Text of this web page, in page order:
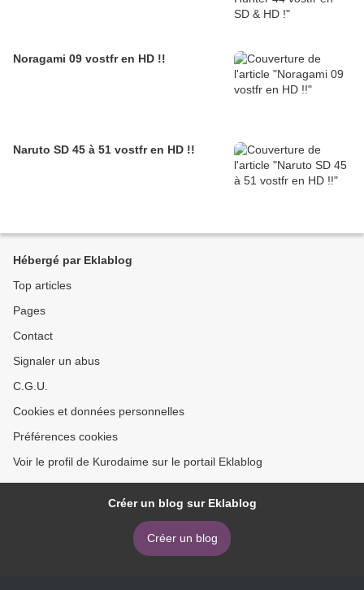
Noragami 09 vostfr en HD !!
Naruto SD 45 à 51 vostfr en HD !!
Hébergé par Eklablog
Top articles
Pages
Contact
Signaler un abus
C.G.U.
Cookies et données personnelles
Préférences cookies
Voir le profil de Kurodaime sur le portail Eklablog
Créer un blog sur Eklablog
Créer un blog